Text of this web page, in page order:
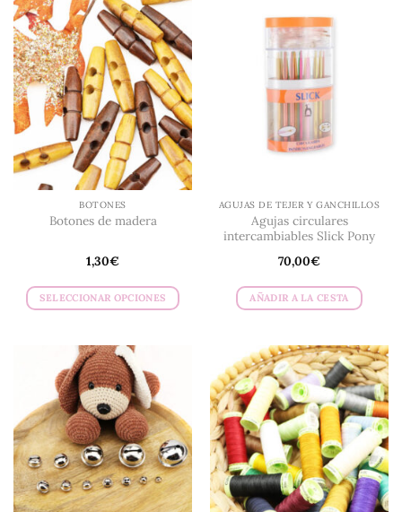
múltiples
variantes.
Las
opciones
se
pueden
elegir
en
la
página
de
producto
variantes.
Las
opciones
se
pueden
elegir
en
de
producto
BOTONES
Botones de madera
1,30€
SELECCIONAR OPCIONES
tiene
múltiples
variantes.
Las
opciones
se
pueden
elegir
en
AGUJAS DE TEJER Y GANCHILLOS
Agujas circulares
intercambiables Slick Pony
70,00€
AÑADIR A LA CESTA